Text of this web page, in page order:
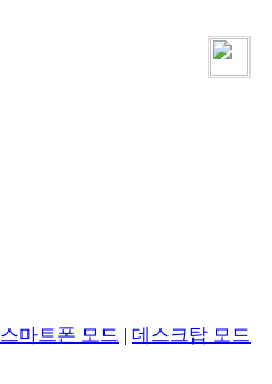
스마트폰 모드 | 데스크탑 모드